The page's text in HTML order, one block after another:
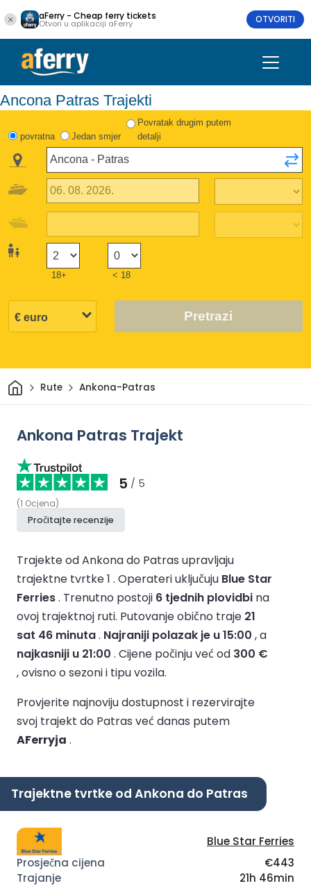
aFerry - Cheap ferry tickets
Otvori u aplikaciji aFerry OTVORITI
Ancona Patras Trajekti
povratna Jedan smjer
Povratak drugim putem
detalji
18+ < 18
Pretrazi
DomRute Ankona-Patras
Ankona Patras Trajekt
5 / 5
(1 Ocjena)
Pročitajte recenzije
Trajekte od Ankona do Patras upravljaju
trajektne tvrtke 1 . Operateri uključuju Blue Star
Ferries. Trenutno postoji 6 tjednih plovidbi na
ovoj trajektnoj ruti. Putovanje obično traje 21
sat 46 minuta. Najraniji polazak je u 15:00 , a
najkasniji u 21:00 . Cijene počinju već od 300 €
, ovisno o sezoni i tipu vozila.
Provjerite najnoviju dostupnost i rezervirajte
svoj trajekt do Patras već danas putem
AFerryja .
Trajektne tvrtke od Ankona do Patras
Blue Star Ferries
€443
21h 46min